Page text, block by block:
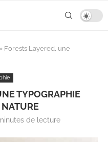
» Forests Layered, une
TYPOGRAPHIE
de lecture